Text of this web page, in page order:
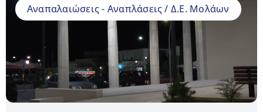
Aναπαλαιώσεις - Αναπλάσεις / Δ.Ε. Μολάων